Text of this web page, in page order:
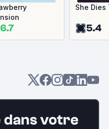
6.7
She Dies
5.4
votre